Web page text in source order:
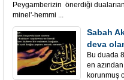
Peygamberizin önerdiği
minel'-hemmi ...
Sabah
deva
Bu duada
en